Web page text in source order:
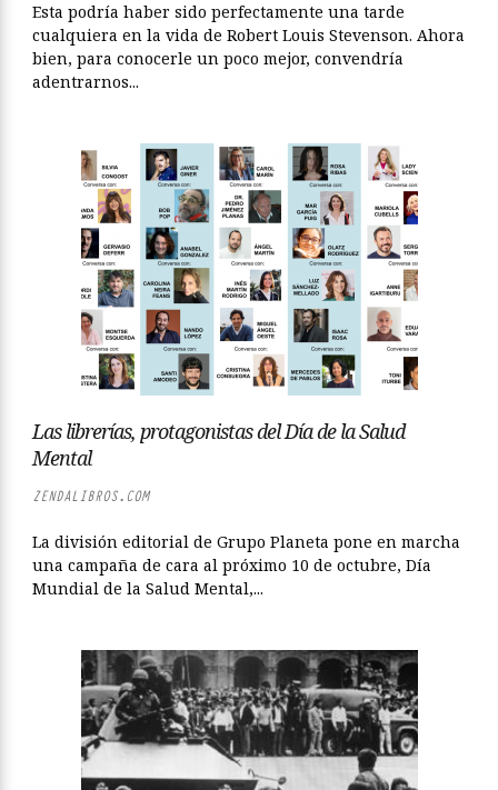
Esta podría haber sido perfectamente una tarde
cualquiera en la vida de Robert Louis Stevenson. Ahora
bien, para conocerle un poco mejor, convendría
adentrarnos...
Las librerías, protagonistas del Día de la Salud
Mental
ZENDALIBROS.COM
La división editorial de Grupo Planeta pone en marcha
una campaña de cara al próximo 10 de octubre, Día
Mundial de la Salud Mental,...